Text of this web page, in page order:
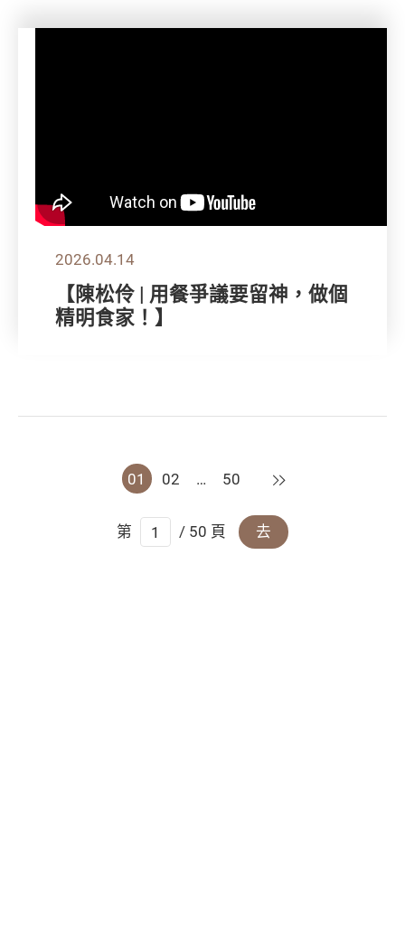
2026.04.14
【陳松伶 | 用餐爭議要留神，做個
精明食家！】
01 02 … 50 下一頁
第 / 50 頁 去